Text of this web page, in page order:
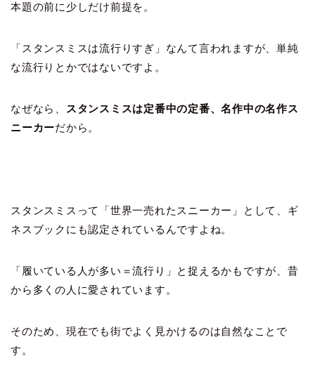
本題の前に少しだけ前提を。
「スタンスミスは流行りすぎ」なんて言われますが、単純
な流行りとかではないですよ。
なぜなら、 スタンスミスは定番中の定番、名作中の名作ス
ニーカーだから。
スタンスミスって「世界一売れたスニーカー」として、ギ
ネスブックにも認定されているんですよね。
「履いている人が多い＝流行り」と捉えるかもですが、昔
から多くの人に愛されています。
そのため、現在でも街でよく見かけるのは自然なことで
す。